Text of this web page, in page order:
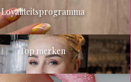
Loyaliteitsprogramma
Top merken